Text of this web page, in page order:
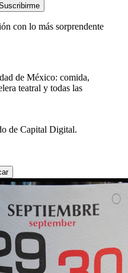
con lo más sorprendente
de México: comida,
teatral y todas las
de Capital Digital.